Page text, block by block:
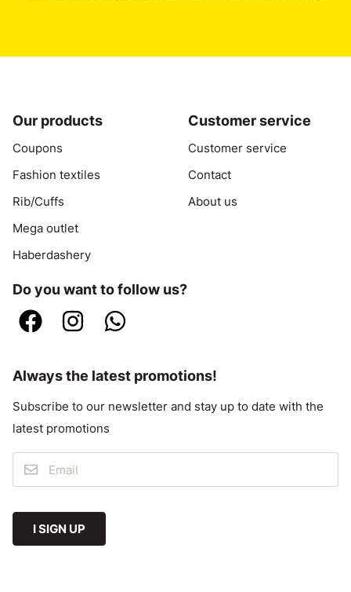
Our products
Coupons
Fashion textiles
Rib/Cuffs
Mega outlet
Haberdashery
Customer service
Customer service
Contact
About us
Do you want to follow us?
Always the latest promotions!
Subscribe to our newsletter and stay up to date with the
latest promotions
I SIGN UP